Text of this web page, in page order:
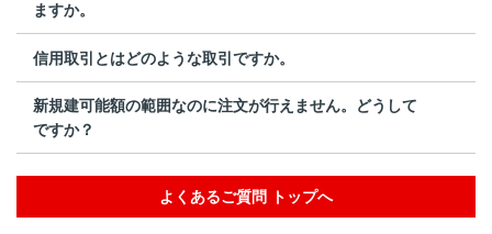
ますか。
信用取引とはどのような取引ですか。
新規建可能額の範囲なのに注文が行えません。どうして
ですか？
よくあるご質問 トップへ